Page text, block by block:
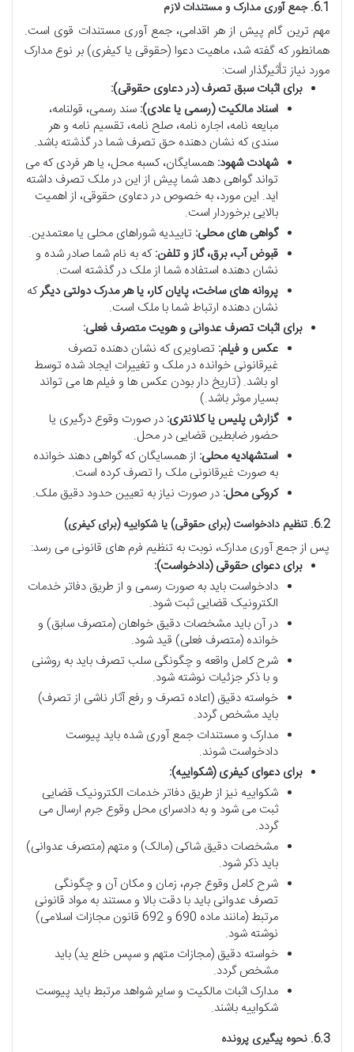
6.1. جمع آوری مدارک و مستندات لازم
مهم ترین گام پیش از هر اقدامی، جمع آوری مستندات قوی است.
همانطور که گفته شد، ماهیت دعوا (حقوقی یا کیفری) بر نوع مدارک
مورد نیاز تأثیرگذار است:
برای اثبات سبق تصرف (در دعاوی حقوقی):
اسناد مالکیت (رسمی یا عادی): سند رسمی، قولنامه،
مبایعه نامه، اجاره نامه، صلح نامه، تقسیم نامه و هر
سندی که نشان دهنده حق تصرف شما در گذشته باشد.
شهادت شهود: همسایگان، کسبه محل، یا هر فردی که می
تواند گواهی دهد شما پیش از این در ملک تصرف داشته
اید. این مورد، به خصوص در دعاوی حقوقی، از اهمیت
بالایی برخوردار است.
گواهی های محلی: تاییدیه شوراهای محلی یا معتمدین.
قبوض آب، برق، گاز و تلفن:که به نام شما صادر شده و
نشان دهنده استفاده شما از ملک در گذشته است.
پروانه های ساخت، پایان کار، یا هر مدرک دولتی دیگرکه
نشان دهنده ارتباط شما با ملک است.
برای اثبات تصرف عدوانی و هویت متصرف فعلی:
عکس و فیلم: تصاویری که نشان دهنده تصرف
غیرقانونی خوانده در ملک و تغییرات ایجاد شده توسط
او باشد. (تاریخ دار بودن عکس ها و فیلم ها می تواند
بسیار موثر باشد.)
گزارش پلیس یا کلانتری: در صورت وقوع درگیری یا
حضور ضابطین قضایی در محل.
استشهادیه محلی: از همسایگان که گواهی دهند خوانده
به صورت غیرقانونی ملک را تصرف کرده است.
کروکی محل: در صورت نیاز به تعیین حدود دقیق ملک.
6.2. تنظیم دادخواست (برای حقوقی) یا شکواییه (برای کیفری)
پس از جمع آوری مدارک، نوبت به تنظیم فرم های قانونی می رسد:
برای دعوای حقوقی (دادخواست):
دادخواست باید به صورت رسمی و از طریق دفاتر خدمات
الکترونیک قضایی ثبت شود.
در آن باید مشخصات دقیق خواهان (متصرف سابق) و
خوانده (متصرف فعلی) قید شود.
شرح کامل واقعه و چگونگی سلب تصرف باید به روشنی
و با ذکر جزئیات نوشته شود.
خواسته دقیق (اعاده تصرف و رفع آثار ناشی از تصرف)
باید مشخص گردد.
مدارک و مستندات جمع آوری شده باید پیوست
دادخواست شوند.
برای دعوای کیفری (شکواییه):
شکواییه نیز از طریق دفاتر خدمات الکترونیک قضایی
ثبت می شود و به دادسرای محل وقوع جرم ارسال می
گردد.
مشخصات دقیق شاکی (مالک) و متهم (متصرف عدوانی)
باید ذکر شود.
شرح کامل وقوع جرم، زمان و مکان آن و چگونگی
تصرف عدوانی باید با دقت بالا و مستند به مواد قانونی
مرتبط (مانند ماده 690 و 692 قانون مجازات اسلامی)
نوشته شود.
خواسته دقیق (مجازات متهم و سپس خلع ید) باید
مشخص گردد.
مدارک اثبات مالکیت و سایر شواهد مرتبط باید پیوست
شکواییه باشند.
6.3. نحوه پیگیری پرونده